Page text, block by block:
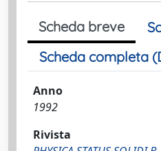
Scheda breve
Scheda completa
Anno
1992
Rivista